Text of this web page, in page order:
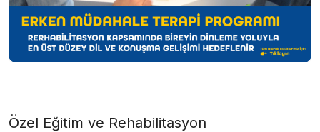
Özel Eğitim ve Rehabilitasyon